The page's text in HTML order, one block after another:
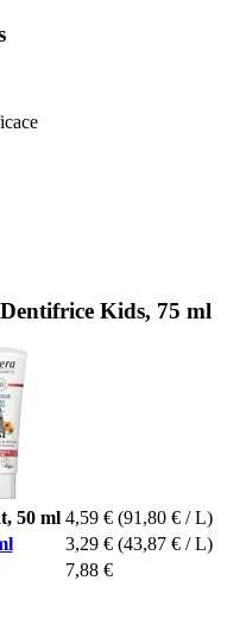
Kids, 75 ml
50 ml 4,59 € (91,80 € / L)
3,29 € (43,87 € / L)
7,88 €